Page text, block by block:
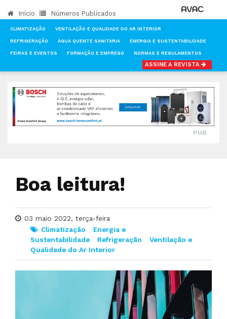
Início Números Publicados
CLIMATIZAÇÃO VENTILAÇÃO E QUALIDADE DO AR INTERIOR
REFRIGERAÇÃO ÁGUA QUENTE SANITÁRIA ENERGIA E SUSTENTABILIDADE
FEIRAS E EVENTOS FORMAÇÃO E EMPREGO NORMAS E REGULAMENTOS
ASSINE A REVISTA
BOA LEITURA!
PUB
Boa leitura!
03 maio 2022, terça-feira
Climatização
Energia e
Sustentabilidade
Refrigeração
Ventilação e
Qualidade do Ar Interior